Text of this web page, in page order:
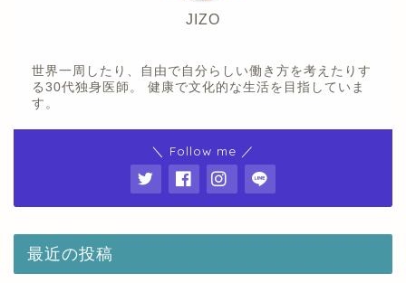
JIZO
世界一周したり、自由で自分らしい働き方を考えたりす
る30代独身医師。 健康で文化的な生活を目指していま
す。
＼ Follow me ／
最近の投稿